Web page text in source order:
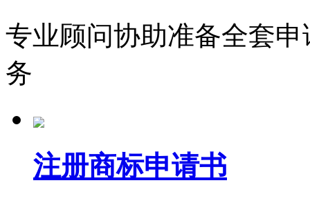
专业顾问协助准备全套
务
注册商标申请书